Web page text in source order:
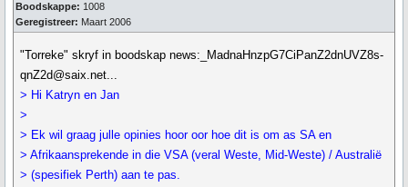
Boodskappe: 1008
Geregistreer: Maart 2006
"Torreke" skryf in boodskap news:_MadnaHnzpG7CiPanZ2dnUVZ8s-
qnZ2d@saix.net...
> Hi Katryn en Jan
>
> Ek wil graag julle opinies hoor oor hoe dit is om as SA en
> Afrikaansprekende in die VSA (veral Weste, Mid-Weste) / Australië
> (spesifiek Perth) aan te pas.